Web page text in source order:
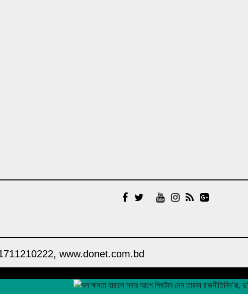
আওয়ামী লীগ আমাদের শত্রু
নয়, মিত্র, আমরা একসঙ্গে যুদ্ধ
‘আপনারা দেখেননি, আমরা
কীভাবে থানা জ্বালিয়ে পিটিয়ে
পুলিশ মেরেছি’: প্রকাশ্যে
01711210222, www.donet.com.bd
Design & Developed byDONET IT